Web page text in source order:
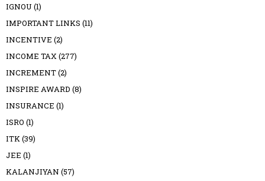
IGNOU (1)
IMPORTANT LINKS (11)
INCENTIVE (2)
INCOME TAX(277)
INCREMENT(2)
INSPIRE AWARD (8)
INSURANCE (1)
ISRO (1)
ITK(39)
JEE (1)
KALANJIYAN (57)